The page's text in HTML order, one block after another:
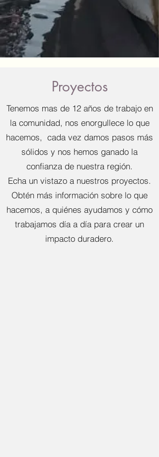
Proyectos
Tenemos mas de 12 años de trabajo en
la comunidad, nos enorgullece lo que
hacemos, cada vez damos pasos más
sólidos y nos hemos ganado la
confianza de nuestra región.
Echa un vistazo a nuestros proyectos.
Obtén más información sobre lo que
hacemos, a quiénes ayudamos y cómo
trabajamos día a día para crear un
impacto duradero.